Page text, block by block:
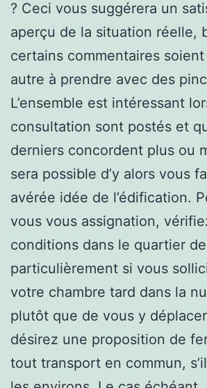
? Ceci vous suggérera un
aperçu de la situation réelle,
certains commentaires
autre à prendre avec des
L’ensemble est intéressant
consultation sont postés et
derniers concordent plus ou
sera possible d’y alors vous
avérée idée de l’édification.
vous vous assignation,
conditions dans le quartier de
particulièrement si vous
votre chambre tard dans la
plutôt que de vous y
désirez une proposition de
tout transport en commun,